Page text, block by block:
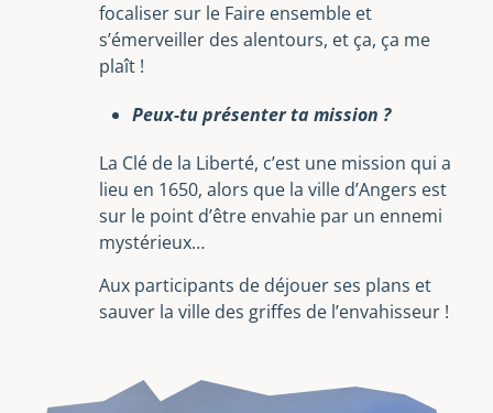
focaliser sur le Faire ensemble et
s’émerveiller des alentours, et ça, ça me
plaît !
Peux-tu présenter ta mission ?
La Clé de la Liberté, c’est une mission qui a
lieu en 1650, alors que la ville d’Angers est
sur le point d’être envahie par un ennemi
mystérieux…
Aux participants de déjouer ses plans et
sauver la ville des griffes de l’envahisseur !